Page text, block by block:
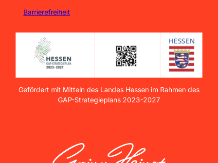
Barrierefreiheit
Gefördert mit Mitteln des Landes Hessen im Rahmen des
GAP-Strategieplans 2023-2027